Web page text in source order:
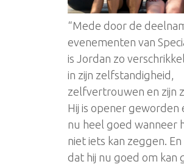
“Mede door de
evenementen van
is Jordan zo
in zijn zelfstandigheid,
zelfvertrouwen en zijn
Hij is opener geworden
nu heel goed wanneer
niet iets kan zeggen.
dat hij nu goed om kan